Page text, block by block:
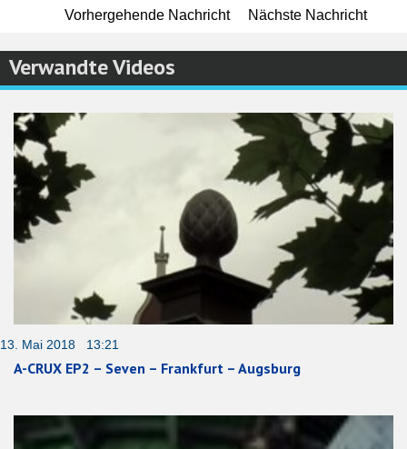
Vorhergehende Nachricht Nächste Nachricht
Verwandte Videos
13. Mai 2018 13:21
A-CRUX EP2 – Seven – Frankfurt – Augsburg